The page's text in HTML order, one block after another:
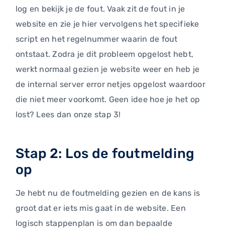
log en bekijk je de fout. Vaak zit de fout in je
website en zie je hier vervolgens het specifieke
script en het regelnummer waarin de fout
ontstaat. Zodra je dit probleem opgelost hebt,
werkt normaal gezien je website weer en heb je
de internal server error netjes opgelost waardoor
die niet meer voorkomt. Geen idee hoe je het op
lost? Lees dan onze stap 3!
Stap 2: Los de foutmelding
op
Je hebt nu de foutmelding gezien en de kans is
groot dat er iets mis gaat in de website. Een
logisch stappenplan is om dan bepaalde